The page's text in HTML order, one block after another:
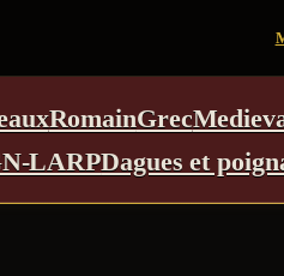
RomainGrec
LARPDagues et